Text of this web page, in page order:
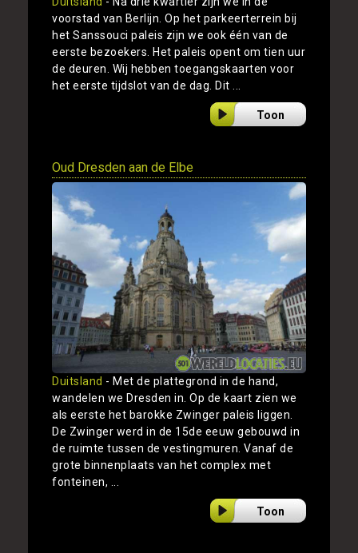
voorstad van Berlijn. Op het parkeerterrein bij
het Sanssouci paleis zijn we ook één van de
eerste bezoekers. Het paleis opent om tien uur
de deuren. Wij hebben toegangskaarten voor
het eerste tijdslot van de dag. Dit ...
Toon
Oud Dresden aan de Elbe
Duitsland - Met de plattegrond in de hand,
wandelen we Dresden in. Op de kaart zien we
als eerste het barokke Zwinger paleis liggen.
De Zwinger werd in de 15de eeuw gebouwd in
de ruimte tussen de vestingmuren. Vanaf de
grote binnenplaats van het complex met
fonteinen, ...
Toon